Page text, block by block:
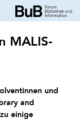
MALIS-
und
and
einige